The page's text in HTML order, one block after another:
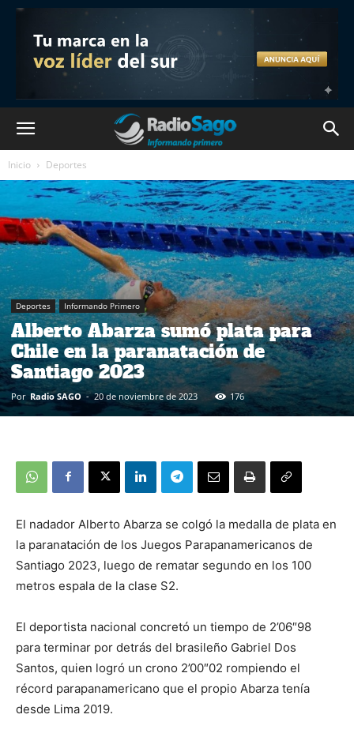
Inicio Deportes
Deportes Informando Primero
Alberto Abarza sumó plata para
Chile en la paranatación de
Santiago 2023
Por Radio SAGO - 20 de noviembre de 2023 176
El nadador Alberto Abarza se colgó la medalla de plata en
la paranatación de los Juegos Parapanamericanos de
Santiago 2023, luego de rematar segundo en los 100
metros espala de la clase S2.
El deportista nacional concretó un tiempo de 2’06″98
para terminar por detrás del brasileño Gabriel Dos
Santos, quien logró un crono 2’00″02 rompiendo el
récord parapanamericano que el propio Abarza tenía
desde Lima 2019.